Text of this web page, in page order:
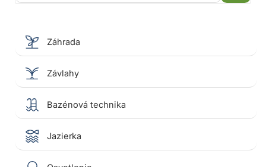
Záhrada
Závlahy
Bazénová technika
Jazierka